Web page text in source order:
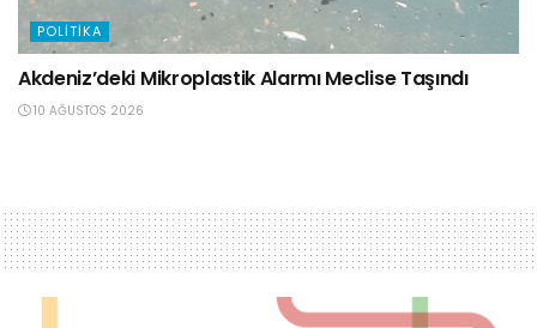
POLITIKA
Akdeniz’deki Mikroplastik Alarmı Meclise Taşındı
10 AĞUSTOS 2026